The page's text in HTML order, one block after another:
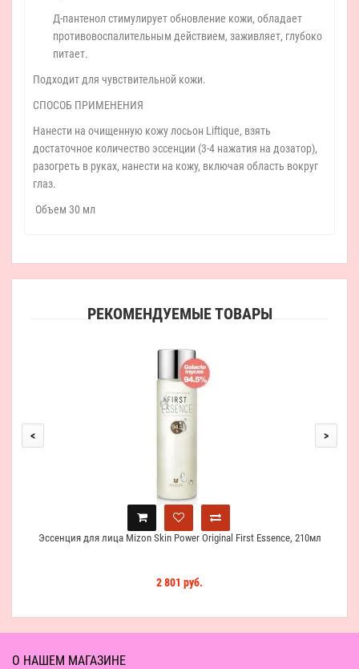
Д-пантенол стимулирует обновление кожи, обладает
противовоспалительным действием, заживляет, глубоко
питает.
Подходит для чувствительной кожи.
СПОСОБ ПРИМЕНЕНИЯ
Нанести на очищенную кожу лосьон Liftique, взять
достаточное количество эссенции (3-4 нажатия на дозатор),
разогреть в руках, нанести на кожу, включая область вокруг
глаз.
Объем 30 мл
РЕКОМЕНДУЕМЫЕ ТОВАРЫ
Эссенция для лица Mizon Skin Power Original First Essence, 210мл
2 801 руб.
< >
О НАШЕМ МАГАЗИНЕ